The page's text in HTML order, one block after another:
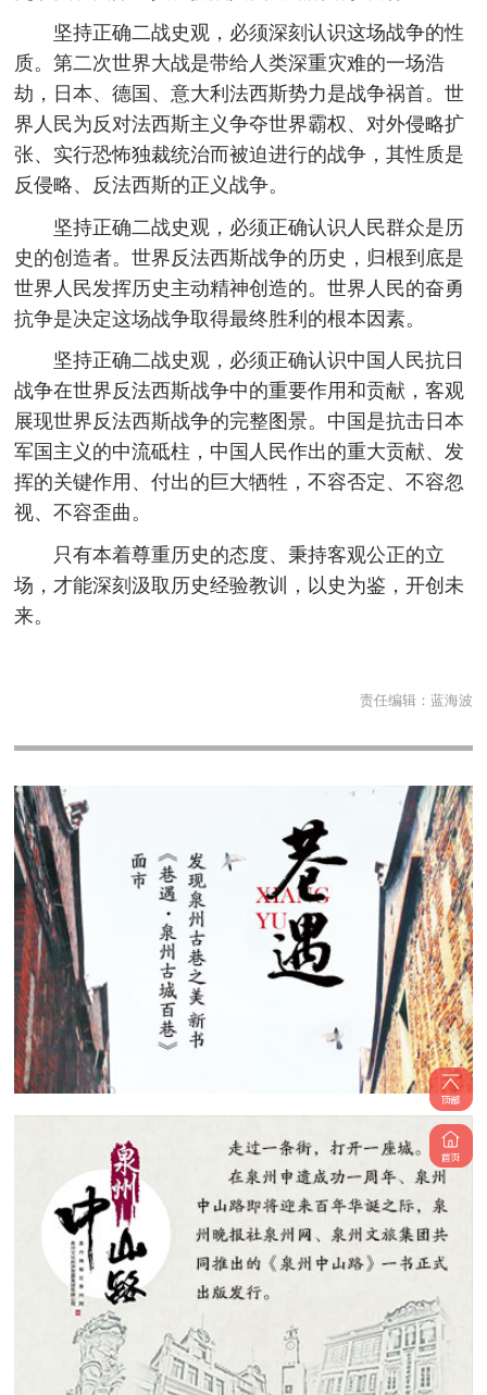
坚持正确二战史观，必须深刻认识这场战争的性
质。第二次世界大战是带给人类深重灾难的一场浩
劫，日本、德国、意大利法西斯势力是战争祸首。世
界人民为反对法西斯主义争夺世界霸权、对外侵略扩
张、实行恐怖独裁统治而被迫进行的战争，其性质是
反侵略、反法西斯的正义战争。
坚持正确二战史观，必须正确认识人民群众是历
史的创造者。世界反法西斯战争的历史，归根到底是
世界人民发挥历史主动精神创造的。世界人民的奋勇
抗争是决定这场战争取得最终胜利的根本因素。
坚持正确二战史观，必须正确认识中国人民抗日
战争在世界反法西斯战争中的重要作用和贡献，客观
展现世界反法西斯战争的完整图景。中国是抗击日本
军国主义的中流砥柱，中国人民作出的重大贡献、发
挥的关键作用、付出的巨大牺牲，不容否定、不容忽
视、不容歪曲。
只有本着尊重历史的态度、秉持客观公正的立
场，才能深刻汲取历史经验教训，以史为鉴，开创未
来。
责任编辑： 蓝海波